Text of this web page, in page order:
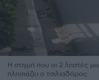
Η στιγμή που οι 2 ληστές
πλησιάζει ο τσιλιαδόρος